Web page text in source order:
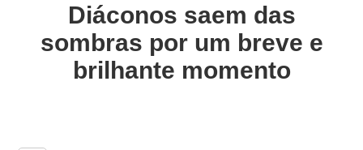
Diáconos saem das
sombras por um breve e
brilhante momento